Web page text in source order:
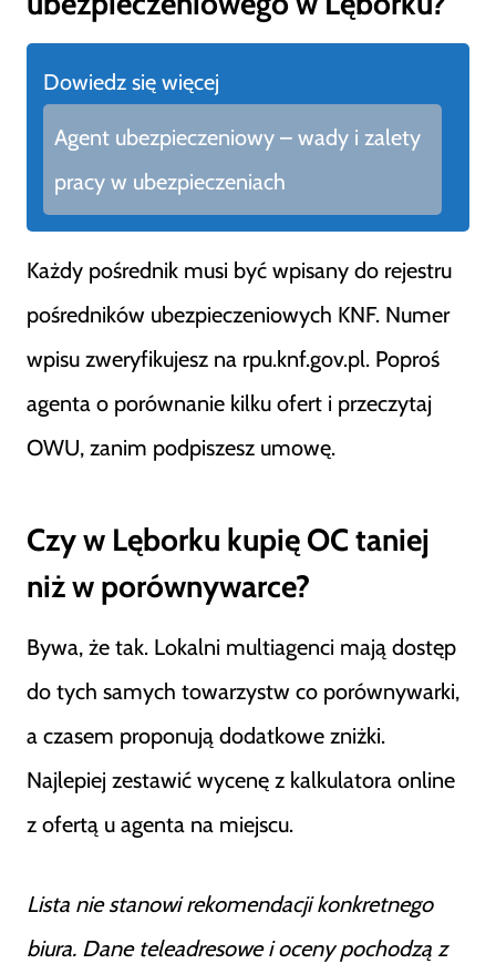
Dowiedz się więcej
Agent ubezpieczeniowy – wady i zalety
pracy w ubezpieczeniach
Każdy pośrednik musi być wpisany do rejestru
pośredników ubezpieczeniowych KNF. Numer
wpisu zweryfikujesz na rpu.knf.gov.pl. Poproś
agenta o porównanie kilku ofert i przeczytaj
OWU, zanim podpiszesz umowę.
Czy w Lęborku kupię OC taniej
niż w porównywarce?
Bywa, że tak. Lokalni multiagenci mają dostęp
do tych samych towarzystw co porównywarki,
a czasem proponują dodatkowe zniżki.
Najlepiej zestawić wycenę z kalkulatora online
z ofertą u agenta na miejscu.
Lista nie stanowi rekomendacji konkretnego
biura. Dane teleadresowe i oceny pochodzą z